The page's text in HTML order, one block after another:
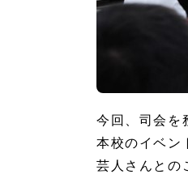
今回、司会を
本校のイベン
芸人さんとの